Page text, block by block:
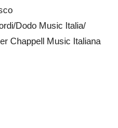
Dodo Music Italia/
Chappell Music Italiana